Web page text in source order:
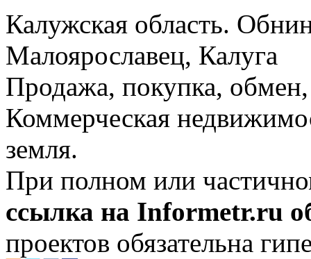
Калужская область.
Малоярославец, Калуга
Продажа, покупка, обмен,
Коммерческая
земля.
При полном или
ссылка на Informetr.ru
проектов обязательна